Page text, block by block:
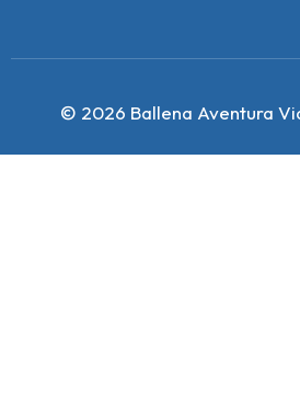
© 2026 Ballena Aventura